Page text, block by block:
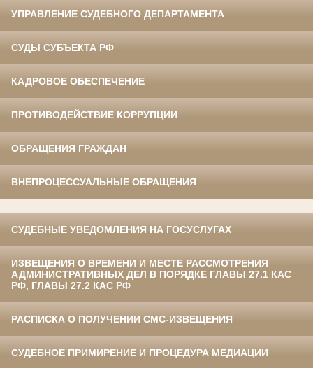
УПРАВЛЕНИЕ СУДЕБНОГО ДЕПАРТАМЕНТА
СУДЫ СУБЪЕКТА РФ
КАДРОВОЕ ОБЕСПЕЧЕНИЕ
ПРОТИВОДЕЙСТВИЕ КОРРУПЦИИ
ОБРАЩЕНИЯ ГРАЖДАН
ВНЕПРОЦЕССУАЛЬНЫЕ ОБРАЩЕНИЯ
СУДЕБНЫЕ УВЕДОМЛЕНИЯ НА ГОСУСЛУГАХ
ИЗВЕЩЕНИЯ О ВРЕМЕНИ И МЕСТЕ РАССМОТРЕНИЯ
АДМИНИСТРАТИВНЫХ ДЕЛ В ПОРЯДКЕ ГЛАВЫ 27.1 КАС
РФ, ГЛАВЫ 27.2 КАС РФ
РАСПИСКА О ПОЛУЧЕНИИ СМС-ИЗВЕЩЕНИЯ
СУДЕБНОЕ ПРИМИРЕНИЕ И ПРОЦЕДУРА МЕДИАЦИИ